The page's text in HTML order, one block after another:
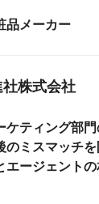
品メーカー
株式会社
ケティング部
のミスマッチ
エージェント